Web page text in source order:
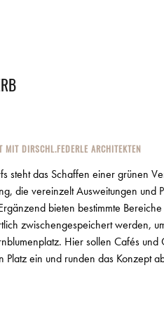
DIRSCHL.FEDERLE ARCHITEKTEN
steht das Schaffen einer grünen
die vereinzelt Ausweitungen
bieten bestimmte
zwischengespeichert werden,
Hier sollen Cafés
Platz ein und runden das Konzept